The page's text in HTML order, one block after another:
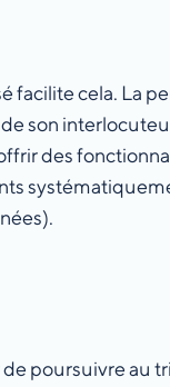
facilite cela. La
son
des
poursuivre au